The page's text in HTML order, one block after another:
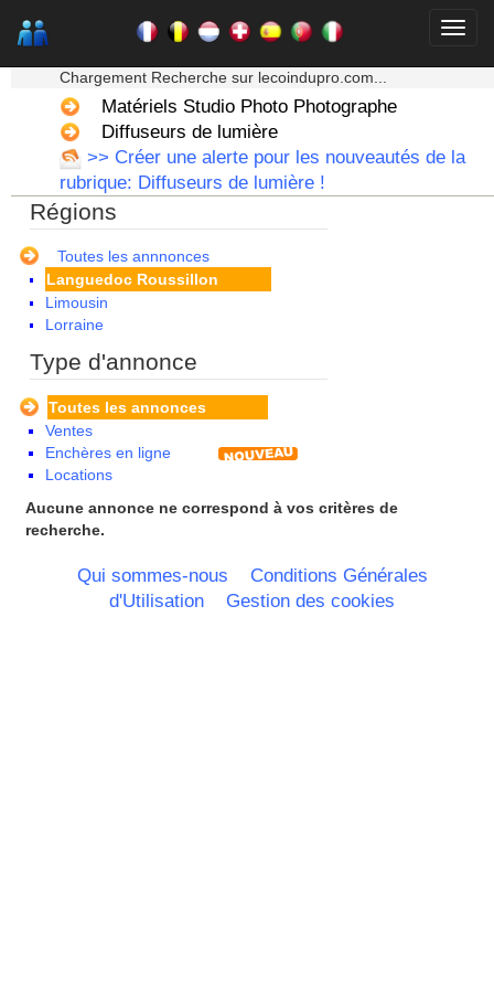
Chargement Recherche sur lecoindupro.com...
Matériels Studio Photo Photographe
Diffuseurs de lumière
>> Créer une alerte pour les nouveautés de la
rubrique: Diffuseurs de lumière !
Régions
Toutes les annnonces
Bourgogne
Centre
Champagne Ardenne
Corse
Franche Comte - Suisse
Guadeloupe
Guyane
Haute Normandie
Ile de France
La Réunion
Languedoc Roussillon
Limousin
Lorraine
Mayotte
Midi Pyrenees - Espagne -
Portugal
Nord Pas de Calais - Belgique -
Pays Bas
Pays de la Loire
Picardie
Poitou Charentes
Provence Alpes Cote d'Azur -
Rhone Alpes
Type d'annonce
Toutes les annonces
Ventes
Enchères en ligne
Locations
Aucune annonce ne correspond à vos critères de
recherche.
Qui sommes-nous
Conditions Générales
d'Utilisation
Gestion des cookies